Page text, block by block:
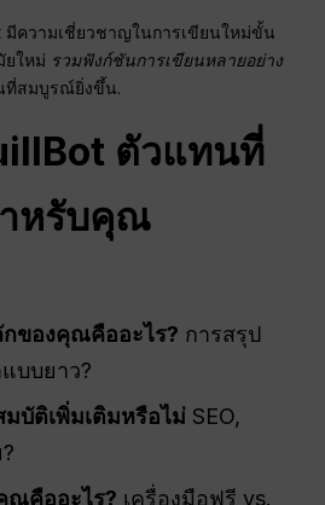
มีความเชี่ยวชาญในการเขียนใหม่ขั้น
ใหม่ รวมฟังก์ชันการเขียนหลายอย่าง
ที่สมบูรณ์ยิ่งขึ้น.
ตัวแทนที่
หรับคุณ
ของคุณคืออะไร? การสรุป
บบยาว?
บัติเพิ่มเติมหรือไม่ SEO,
ณคืออะไร? เครื่องมือฟรี vs.